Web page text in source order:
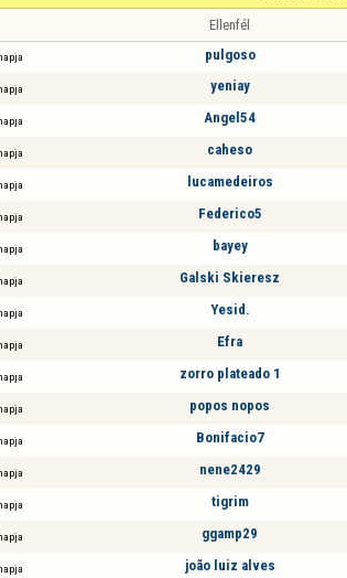
Ellenfél
pulgoso
yeniay
Angel54
caheso
lucamedeiros
Federico5
bayey
Galski Skieresz
Yesid.
Efra
zorro plateado 1
popos nopos
Bonifacio7
nene2429
tigrim
ggamp29
joão luiz alves